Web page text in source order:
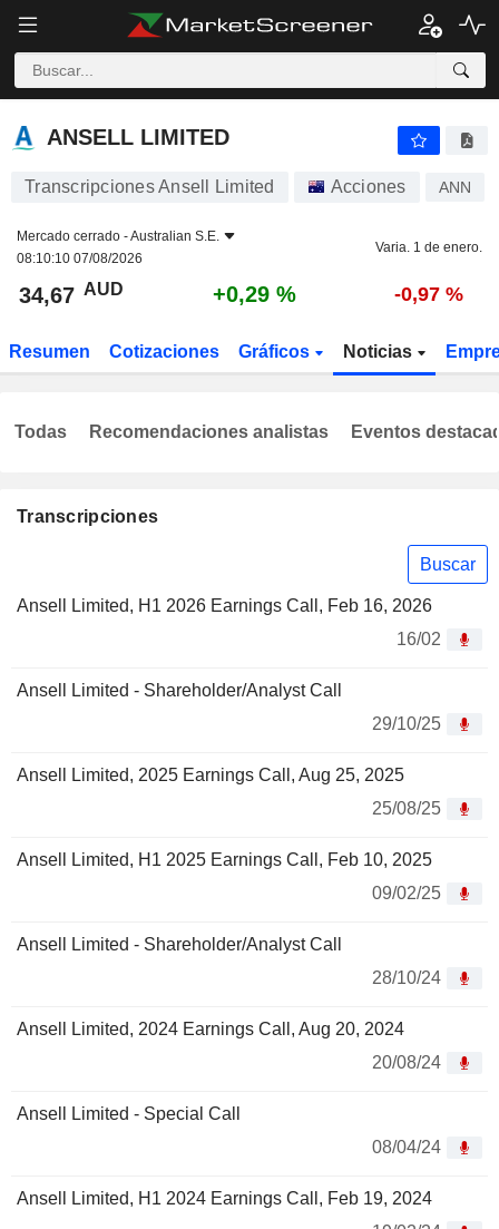
ANSELL LIMITED
ANSELL LIMITED
Transcripciones Ansell Limited Acciones ANN
Mercado cerrado -Australian S.E.
08:10:10 07/08/2026
Varia. 1 de enero.
34,67 AUD +0,29 % -0,97 %
Resumen Cotizaciones Gráficos Noticias
Transcripciones
Buscar
Ansell Limited, H1 2026 Earnings Call, Feb 16, 2026
16/02
Ansell Limited - Shareholder/Analyst Call
29/10/25
Ansell Limited, 2025 Earnings Call, Aug 25, 2025
25/08/25
Ansell Limited, H1 2025 Earnings Call, Feb 10, 2025
09/02/25
Ansell Limited - Shareholder/Analyst Call
28/10/24
Ansell Limited, 2024 Earnings Call, Aug 20, 2024
20/08/24
Ansell Limited - Special Call
08/04/24
Ansell Limited, H1 2024 Earnings Call, Feb 19, 2024
Todas Recomendaciones analistas Eventos